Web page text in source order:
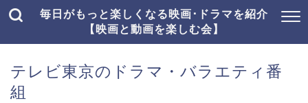
毎日がもっと楽しくなる映画･ドラマを紹介
【映画と動画を楽しむ会】
テレビ東京のドラマ・バラエティ番
組